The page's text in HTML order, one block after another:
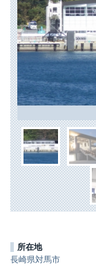
所在地
長崎県対馬市